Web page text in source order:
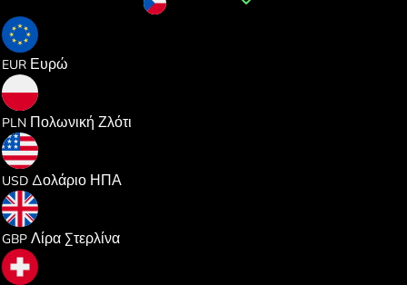
EUR Ευρώ
PLN Πολωνική Ζλότι
USD Δολάριο ΗΠΑ
GBP Λίρα Στερλίνα